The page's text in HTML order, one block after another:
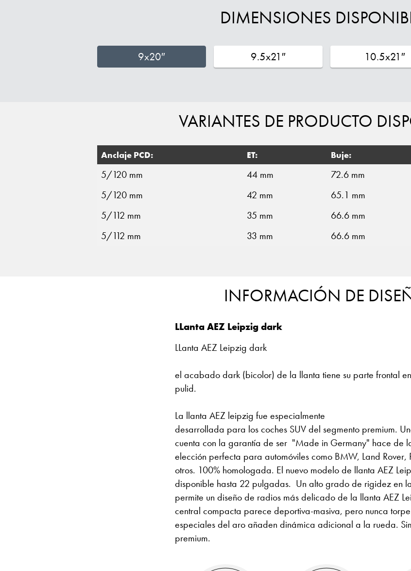
DIMENSIONES
9x20″ 9.5x21″ 10.5x21″
VARIANTES DE PRODUCTO
Anclaje PCD: ET: Buje:
5/120 mm 44 mm 72.6 mm
5/120 mm
42 mm 65.1 mm
5/112 mm
35 mm 66.6 mm
5/112 mm
33 mm 66.6 mm
INFORMACIÓN DE
LLanta AEZ Leipzig dark
LLanta AEZ Leipzig dark
el acabado dark (bicolor) de la llanta tiene su parte frontal
pulid.
La llanta AEZ leipzig fue especialmente
desarrollada para los coches SUV del segmento premium.
cuenta con la garantía de ser "Made in Germany" hace de
elección perfecta para automóviles como BMW, Land Rover,
otros. 100% homologada. El nuevo modelo de llanta AEZ
disponible hasta 22 pulgadas. Un alto grado de rigidez en
permite un diseño de radios más delicado de la llanta AEZ
central compacta parece deportiva-masiva, pero nunca
especiales del aro añaden dinámica adicional a la rueda.
premium.